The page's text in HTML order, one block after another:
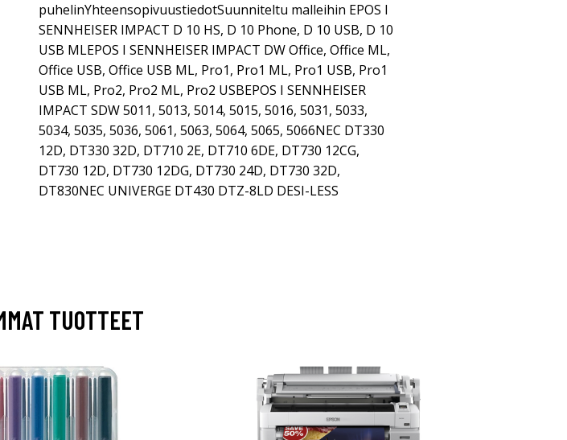
puhelinYhteensopivuustiedotSuunniteltu malleihin EPOS I
SENNHEISER IMPACT D 10 HS, D 10 Phone, D 10 USB, D 10
USB MLEPOS I SENNHEISER IMPACT DW Office, Office ML,
Office USB, Office USB ML, Pro1, Pro1 ML, Pro1 USB, Pro1
USB ML, Pro2, Pro2 ML, Pro2 USBEPOS I SENNHEISER
IMPACT SDW 5011, 5013, 5014, 5015, 5016, 5031, 5033,
5034, 5035, 5036, 5061, 5063, 5064, 5065, 5066NEC DT330
12D, DT330 32D, DT710 2E, DT710 6DE, DT730 12CG,
DT730 12D, DT730 12DG, DT730 24D, DT730 32D,
DT830NEC UNIVERGE DT430 DTZ-8LD DESI-LESS
TUOTTEET